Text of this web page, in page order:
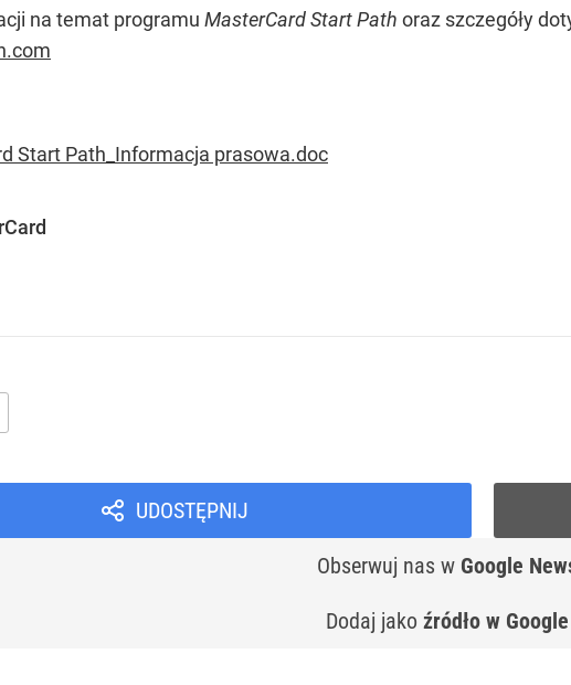
na temat programu MasterCard Start Path oraz szczegóły
Start Path_Informacja prasowa.doc
UDOSTĘPNIJ
Obserwuj nas w Google
Dodaj jako źródło w Google